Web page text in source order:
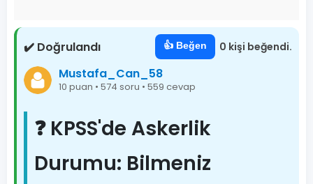
✔️ Doğrulandı 👍 Beğen 0 kişi beğendi.
Mustafa_Can_58
10 puan • 574 soru • 559 cevap
❓ KPSS'de Askerlik
Durumu: Bilmeniz